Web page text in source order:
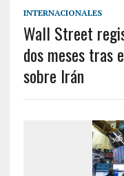
INTERNACIONALES
Wall Street
dos meses tras
sobre Irán